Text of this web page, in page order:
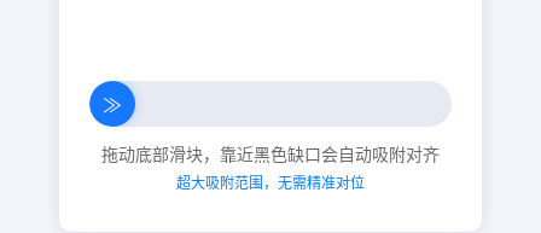
≫
拖动底部滑块，靠近黑色缺口会自动吸附对齐
超大吸附范围，无需精准对位